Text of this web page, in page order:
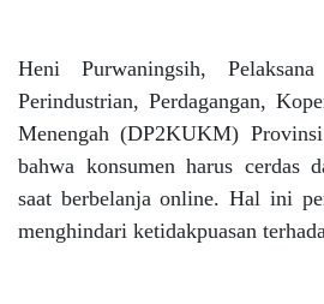
Heni Purwaningsih,
Perindustrian, Perdagangan,
Menengah (DP2KUKM)
bahwa konsumen harus cerdas
saat berbelanja online. Hal ini
menghindari ketidakpuasan